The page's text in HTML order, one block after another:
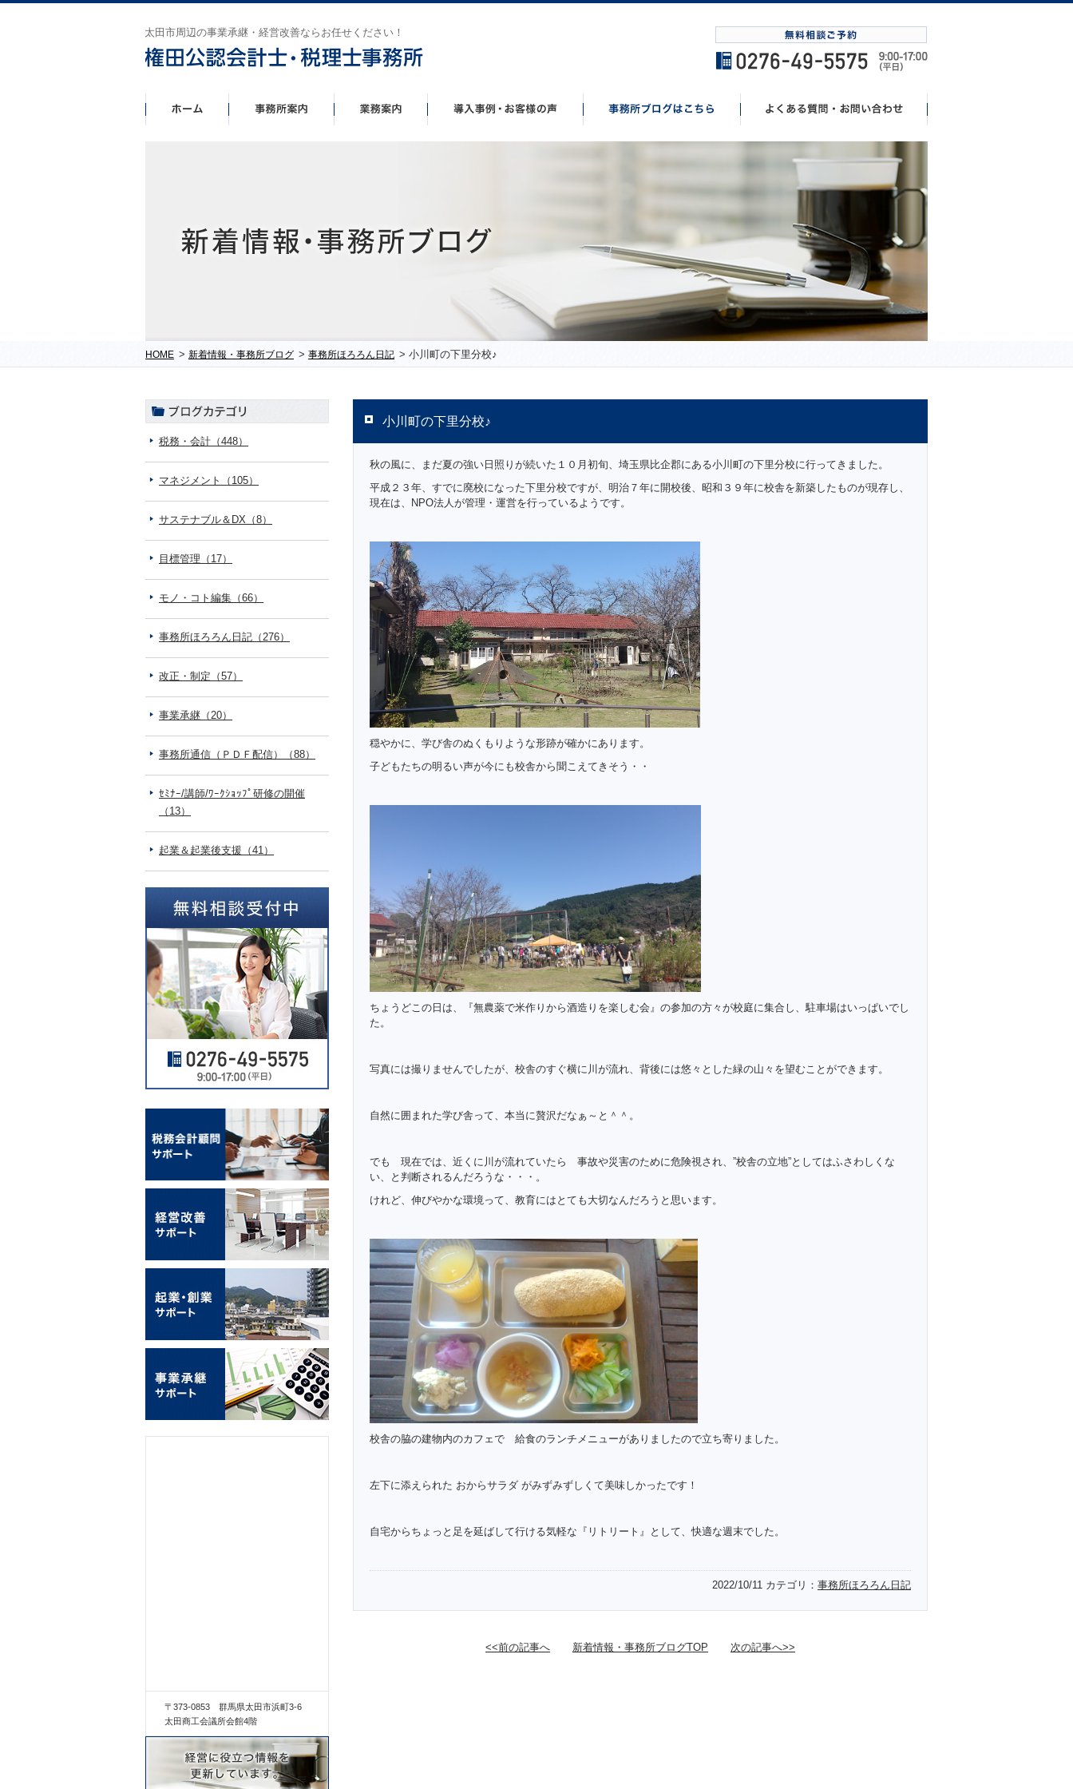
太田市周辺の事業承継・経営改善ならお任せください！
HOME > 新着情報・事務所ブログ > 事務所ほろろん日記 > 小川町の下里分校♪
小川町の下里分校♪
秋の風に、まだ夏の強い日照りが続いた１０月初旬、埼玉県比企郡にある小川町の下里分校に行ってきました。
平成２３年、すでに廃校になった下里分校ですが、明治７年に開校後、昭和３９年に校舎を新築したものが現存し、
現在は、NPO法人が管理・運営を行っているようです。
穏やかに、学び舎のぬくもりような形跡が確かにあります。
子どもたちの明るい声が今にも校舎から聞こえてきそう・・
ちょうどこの日は、『無農薬で米作りから酒造りを楽しむ会』の参加の方々が校庭に集合し、駐車場はいっぱいでし
た。
写真には撮りませんでしたが、校舎のすぐ横に川が流れ、背後には悠々とした緑の山々を望むことができます。
自然に囲まれた学び舎って、本当に贅沢だなぁ～と＾＾。
でも 現在では、近くに川が流れていたら 事故や災害のために危険視され、”校舎の立地”としてはふさわしくな
い、と判断されるんだろうな・・・。
けれど、伸びやかな環境って、教育にはとても大切なんだろうと思います。
校舎の脇の建物内のカフェで 給食のランチメニューがありましたので立ち寄りました。
左下に添えられた おからサラダ がみずみずしくて美味しかったです！
自宅からちょっと足を延ばして行ける気軽な『リトリート』として、快適な週末でした。
2022/10/11 カテゴリ： 事務所ほろろん日記
<<前の記事へ 新着情報・事務所ブログTOP 次の記事へ>>
税務・会計（448）
マネジメント（105）
サステナブル＆DX（8）
目標管理（17）
モノ・コト編集（66）
事務所ほろろん日記（276）
改正・制定（57）
事業承継（20）
事務所通信（ＰＤＦ配信）（88）
ｾﾐﾅｰ/講師/ﾜｰｸｼｮｯﾌﾟ研修の開催
（13）
起業＆起業後支援（41）
〒373-0853 群馬県太田市浜町3-6
太田商工会議所会館4階